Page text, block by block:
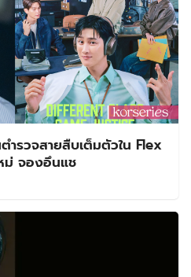
ำรวจสายสืบเต็มตัวใน Flex
ม่ จองอึนแช